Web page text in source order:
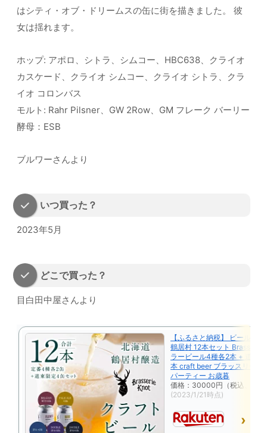
はシティ・オブ・ドリームスの缶に街を描きました。 彼
女は揺れます。
ホップ: アポロ、シトラ、シムコー、HBC638、クライオ
カスケード、クライオ シムコー、クライオ シトラ、クラ
イオ コロンバス
モルト: Rahr Pilsner、GW 2Row、GM フレーク バーリー
酵母：ESB
ブルワーさんより
いつ買った？
2023年5月
どこで買った？
目白田中屋さんより
【ふるさと納税】 ビール ク
鶴居村 12本セット Brasserie
ラービール4種各2本 + 道東
本 craft beer ブラッスリーノ
パーティー お歳暮
価格：30000円（税込、送料
(2023/1/21時点)